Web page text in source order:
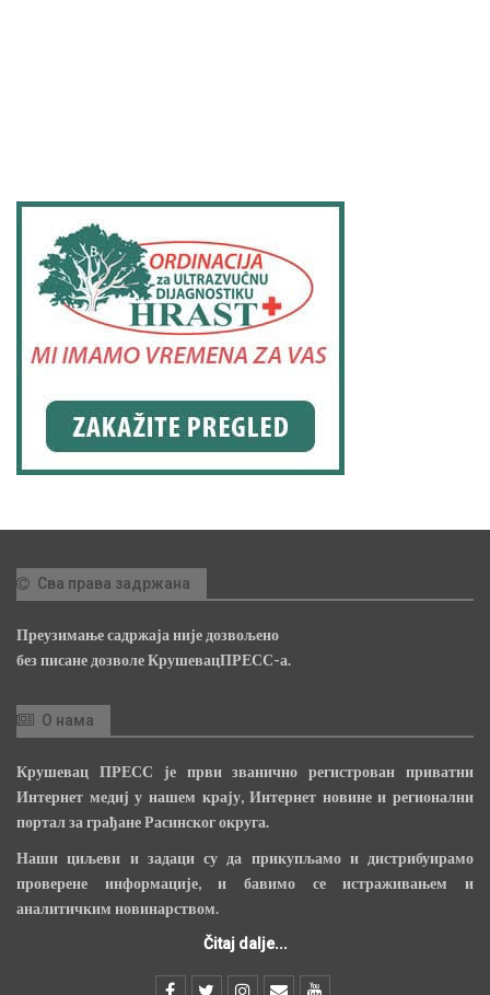
Сва права задржана
Преузимање садржаја није дозвољено
без писане дозволе КрушевацПРЕСС-а.
О нама
Крушевац ПРЕСС је први званично регистрован приватни
Интернет медиј у нашем крају, Интернет новине и регионални
портал за грађане Расинског округа.
Наши циљеви и задаци су да прикупљамо и дистрибуирамо
проверене информације, и бавимо се истраживањем и
аналитичким новинарством.
Čitaj dalje...